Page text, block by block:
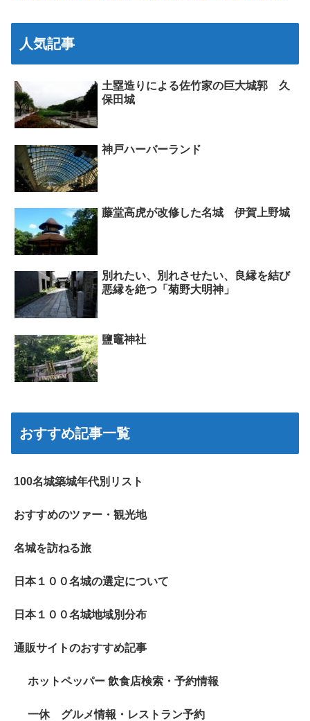
人気記事
土塁造りによる佐竹家の巨大城郭 久
保田城
神戸ハーバーランド
藤堂高虎が改修した名城 伊賀上野城
別れたい、別れさせたい、良縁を結び
悪縁を絶つ「菊野大明神」
鹽竈神社
おすすめ記事一覧
100名城築城年代別リスト
おすすめのツァー・観光地
名城を訪ねる旅
日本１００名城の選定について
日本１００名城地域別分布
通販サイトのおすすめ記事
ホットペッパー 飲食店検索・予約情報
一休 グルメ情報・レストラン予約